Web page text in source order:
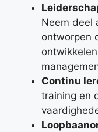
Neem deel
ontworpen
Continu
training en